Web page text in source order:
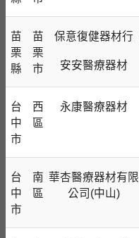
苗
栗
縣
苗
栗
市
保意復健器材行
安安醫療器材
台
中
市
西
區
永康醫療器材
台
中
市
南
區
華杏醫療器材有限
公司(中⼭)